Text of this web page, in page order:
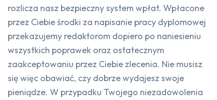
rozlicza nasz bezpieczny system wpłat. Wpłacone
przez Ciebie środki za napisanie pracy dyplomowej
przekazujemy redaktorom dopiero po naniesieniu
wszystkich poprawek oraz ostatecznym
zaakceptowaniu przez Ciebie zlecenia. Nie musisz
się więc obawiać, czy dobrze wydajesz swoje
pieniądze. W przypadku Twojego niezadowolenia